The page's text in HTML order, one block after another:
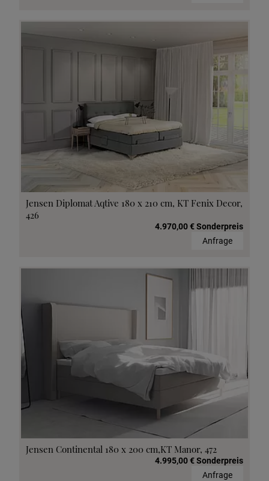
Jensen Diplomat Aqtive 180 x 210 cm, KT Fenix Decor,
426
4.970,00 € Sonderpreis
Anfrage
Jensen Continental 180 x 200 cm,KT Manor, 472
4.995,00 € Sonderpreis
Anfrage